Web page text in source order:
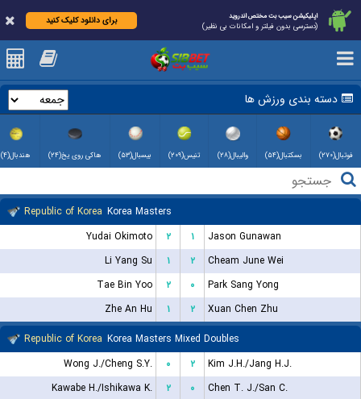
اپلیکیشن سیب بت مختص اندروید
(دسترسی بدون فیلتر و امکانات بی نظیر)
برای دانلود کلیک کنید
دسته بندی ورزش ها
فوتبال(۲۷۰) بسکتبال(۵۴) والیبال(۲۸) تنیس(۲۰۹) بیسبال(۵۳) هاکی روی یخ(۲۴) هندبال(۴)
Republic of Korea Korea Masters
Yudai Okimoto
۲ ۱
Jason Gunawan
Li Yang Su
۱ ۲
Cheam June Wei
Tae Bin Yoo
۲ ۰
Park Sang Yong
Zhe An Hu
۱ ۲
Xuan Chen Zhu
Republic of Korea Korea Masters Mixed Doubles
Wong J./Cheng S.Y.
۰ ۲
Kim J.H./Jang H.J.
Kawabe H./Ishikawa K.
۲ ۰
Chen T. J./San C.